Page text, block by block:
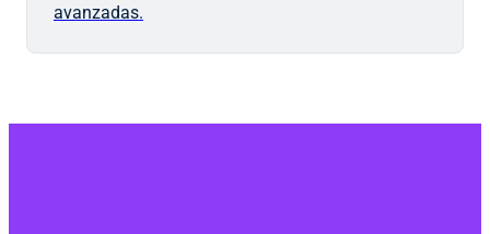
avanzadas.